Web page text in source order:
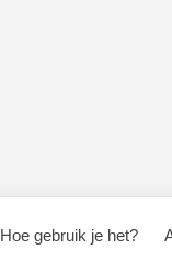
Hoe gebruik je het?